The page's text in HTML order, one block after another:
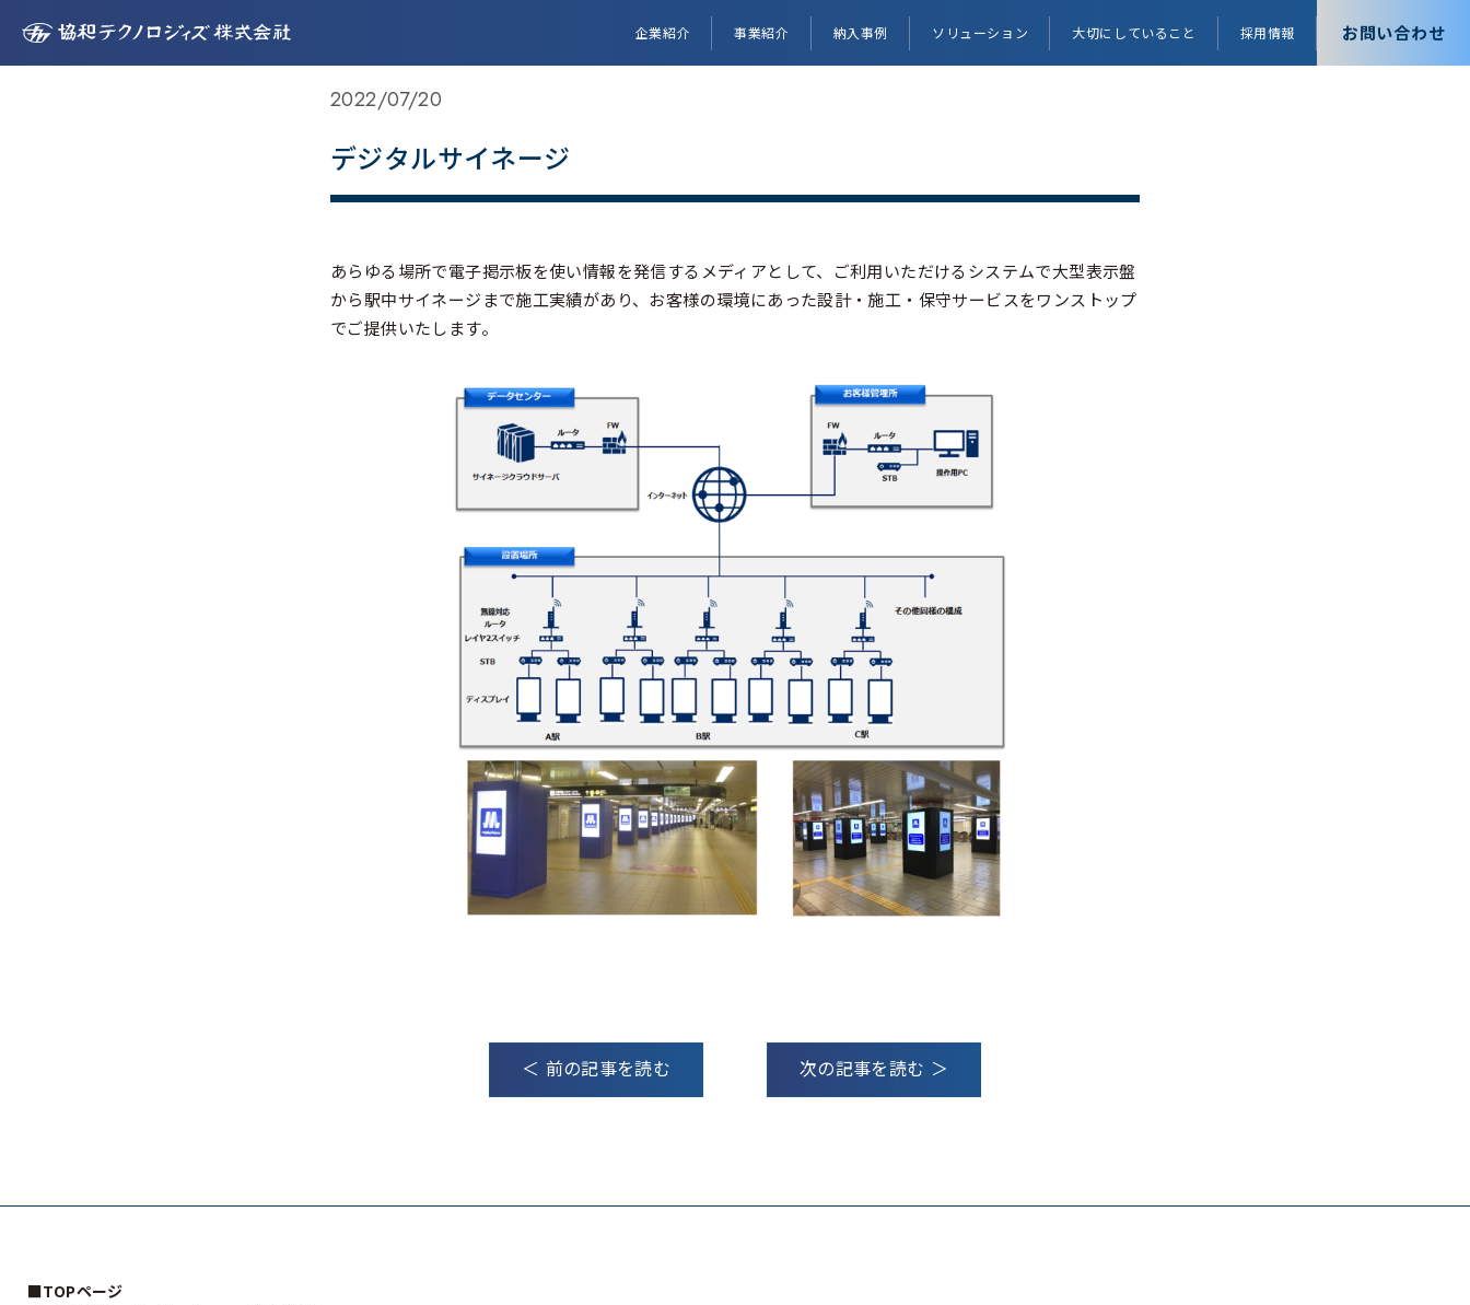
企業紹介 事業紹介 納入事例 ソリューション 大切にしていること 採用情報 お問い合わせ
TOP>事業紹介>監視制御SL構築>デジタルサイネージ
2022/07/20
デジタルサイネージ
あらゆる場所で電子掲示板を使い情報を発信するメディアとして、ご利用いただけるシステムで大型表示盤
から駅中サイネージまで施工実績があり、お客様の環境にあった設計・施工・保守サービスをワンストップ
でご提供いたします。
＜ 前の記事を読む 次の記事を読む ＞
TOPページ